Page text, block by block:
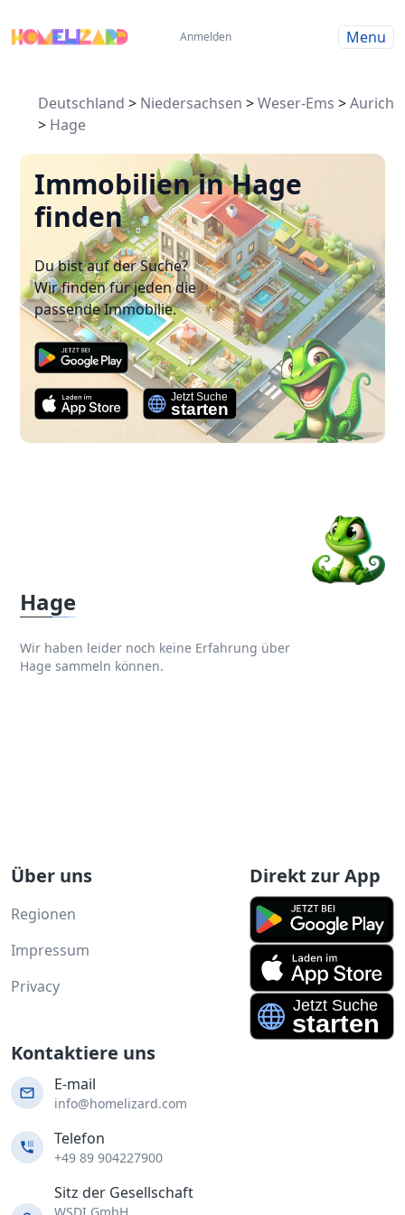
Anmelden Menu
Deutschland > Niedersachsen >Weser-Ems >Aurich
> Hage
Immobilien in Hage
finden
Du bist auf der Suche?
Wir finden für jeden die
passende Immobilie.
Hage
Wir haben leider noch keine Erfahrung über
Hage sammeln können.
Über uns
Regionen
Impressum
Privacy
Direkt zur App
Kontaktiere uns
E-mail
info@homelizard.com
Telefon
+49 89 904227900
Sitz der Gesellschaft